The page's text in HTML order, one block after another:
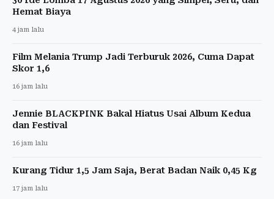
Hemat Biaya
4 jam lalu
Film Melania Trump Jadi Terburuk 2026, Cuma Dapat
Skor 1,6
16 jam lalu
Jennie BLACKPINK Bakal Hiatus Usai Album Kedua
dan Festival
16 jam lalu
Kurang Tidur 1,5 Jam Saja, Berat Badan Naik 0,45 Kg
17 jam lalu